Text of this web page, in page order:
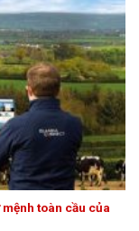
toàn cầu của